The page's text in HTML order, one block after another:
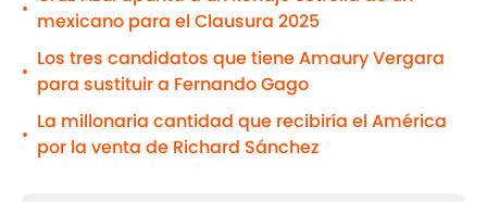
• mexicano para el Clausura 2025
•
Los tres candidatos que tiene Amaury Vergara
para sustituir a Fernando Gago
•
La millonaria cantidad que recibiría el América
por la venta de Richard Sánchez